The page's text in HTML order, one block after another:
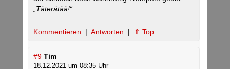
„Täterätää!“…
Kommentieren | Antworten | ⇑ Top
#9 Tim
18.12.2021 um 08:35 Uhr